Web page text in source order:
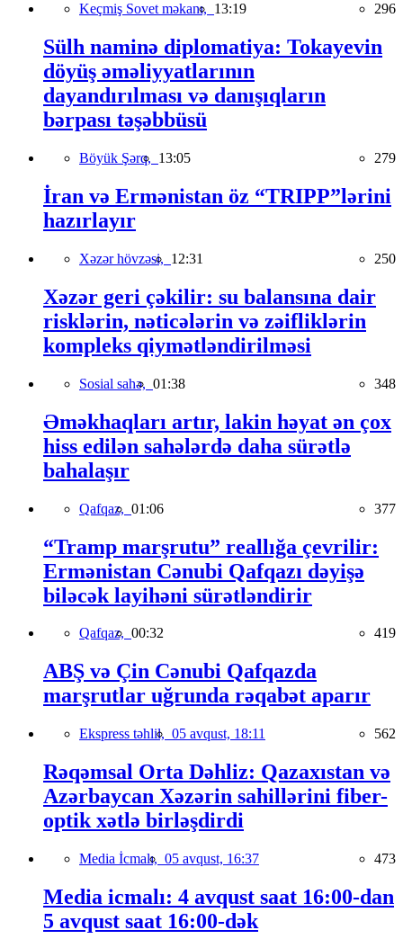
Keçmiş Sovet məkanı, 13:19 296
Sülh naminə diplomatiya: Tokayevin
döyüş əməliyyatlarının
dayandırılması və danışıqların
bərpası təşəbbüsü
Böyük Şərq, 13:05 279
İran və Ermənistan öz “TRIPP”lərini
hazırlayır
Xəzər hövzəsi, 12:31 250
Xəzər geri çəkilir: su balansına dair
risklərin, nəticələrin və zəifliklərin
kompleks qiymətləndirilməsi
Sosial sahə, 01:38 348
Əməkhaqları artır, lakin həyat ən çox
hiss edilən sahələrdə daha sürətlə
bahalaşır
Qafqaz, 01:06 377
“Tramp marşrutu” reallığa çevrilir:
Ermənistan Cənubi Qafqazı dəyişə
biləcək layihəni sürətləndirir
Qafqaz, 00:32 419
ABŞ və Çin Cənubi Qafqazda
marşrutlar uğrunda rəqabət aparır
Ekspress təhlil, 05 avqust, 18:11 562
Rəqəmsal Orta Dəhliz: Qazaxıstan və
Azərbaycan Xəzərin sahillərini fiber-
optik xətlə birləşdirdi
Media İcmalı, 05 avqust, 16:37 473
Media icmalı: 4 avqust saat 16:00-dan
5 avqust saat 16:00-dək